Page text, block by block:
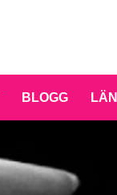
BLOGG